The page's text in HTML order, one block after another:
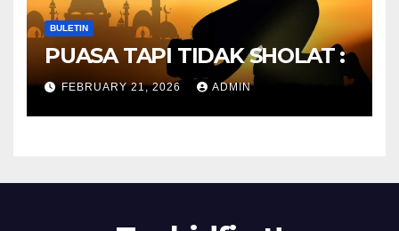
BULETIN
PUASA TAPI TIDAK SHOLAT :
FEBRUARY 21, 2026 ADMIN